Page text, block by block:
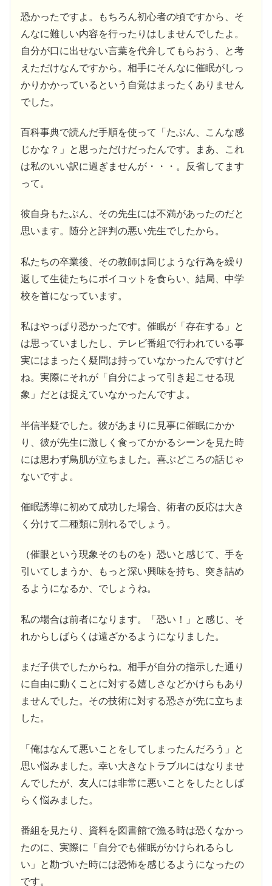
恐かったですよ。もちろん初心者の頃ですから、そ
んなに難しい内容を行ったりはしませんでしたよ。
自分が口に出せない言葉を代弁してもらおう、と考
えただけなんですから。相手にそんなに催眠がしっ
かりかかっているという自覚はまったくありません
でした。
百科事典で読んだ手順を使って「たぶん、こんな感
じかな？」と思っただけだったんです。まあ、これ
は私のいい訳に過ぎませんが・・・。反省してます
って。
彼自身もたぶん、その先生には不満があったのだと
思います。随分と評判の悪い先生でしたから。
私たちの卒業後、その教師は同じような行為を繰り
返して生徒たちにボイコットを食らい、結局、中学
校を首になっています。
私はやっぱり恐かったです。催眠が「存在する」と
は思っていましたし、テレビ番組で行われている事
実にはまったく疑問は持っていなかったんですけど
ね。実際にそれが「自分によって引き起こせる現
象」だとは捉えていなかったんですよ。
半信半疑でした。彼があまりに見事に催眠にかか
り、彼が先生に激しく食ってかかるシーンを見た時
には思わず鳥肌が立ちました。喜ぶどころの話じゃ
ないですよ。
催眠誘導に初めて成功した場合、術者の反応は大き
く分けて二種類に別れるでしょう。
（催眼という現象そのものを）恐いと感じて、手を
引いてしまうか、もっと深い興味を持ち、突き詰め
るようになるか、でしょうね。
私の場合は前者になります。「恐い！」と感じ、そ
れからしばらくは遠ざかるようになりました。
まだ子供でしたからね。相手が自分の指示した通り
に自由に動くことに対する嬉しさなどかけらもあり
ませんでした。その技術に対する恐さが先に立ちま
した。
「俺はなんて悪いことをしてしまったんだろう」と
思い悩みました。幸い大きなトラブルにはなりませ
んでしたが、友人には非常に悪いことをしたとしば
らく悩みました。
番組を見たり、資料を図書館で漁る時は恐くなかっ
たのに、実際に「自分でも催眠がかけられるらし
い」と勘づいた時には恐怖を感じるようになったの
です。